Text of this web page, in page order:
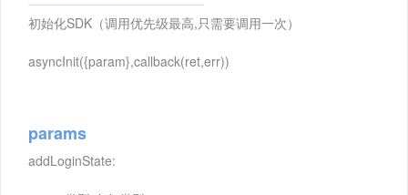
初始化SDK（调用优先级最高,只需要调用一次）
asyncInit({param},callback(ret,err))
params
addLoginState: